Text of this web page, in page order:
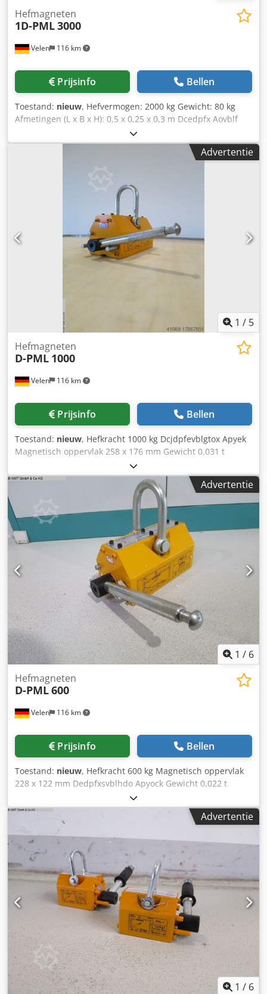
Velen 116 km
Hefmagneten
1D-PML3000
Prijsinfo Bellen
Toestand: nieuw, Hefvermogen: 2000 kg Gewicht: 80 kg
Afmetingen (L x B x H): 0,5 x 0,25 x 0,3 m Dcedpfx Aovblf
Advertentie
1 / 5
Velen 116 km
Hefmagneten
D-PML 1000
Prijsinfo Bellen
Toestand: nieuw, Hefkracht 1000 kg Dcjdpfevblgtox Apyek
Magnetisch oppervlak 258 x 176 mm Gewicht 0,031 t
Afmetingen L x B x H 0,26 x 0,18 x 0,16 m
Advertentie
1 / 6
Velen 116 km
Hefmagneten
D-PML600
Prijsinfo Bellen
Toestand: nieuw, Hefkracht 600 kg Magnetisch oppervlak
228 x 122 mm Dedpfxsvblhdo Apyock Gewicht 0,022 t
Afmetingen L x B x H 0,23 x 0,122 x 0,112 m
Advertentie
1 / 6